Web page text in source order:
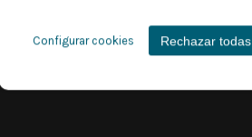
Configurar cookies Rechazar todas